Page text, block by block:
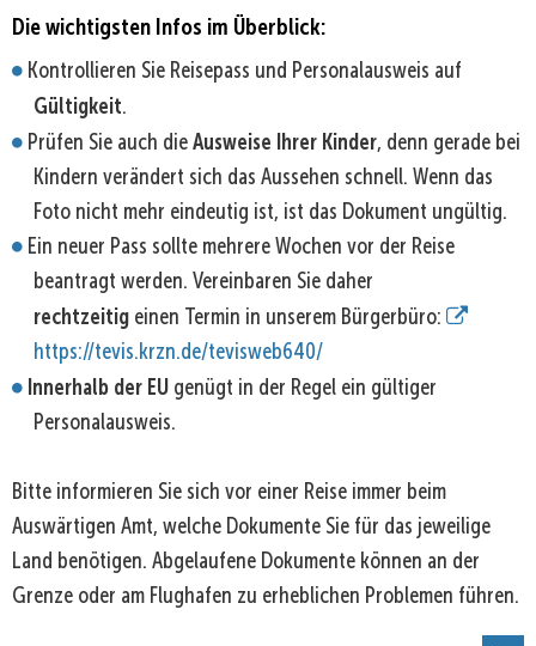
Die wichtigsten Infos im Überblick:
Kontrollieren Sie Reisepass und Personalausweis auf
Gültigkeit.
Prüfen Sie auch die Ausweise Ihrer Kinder, denn gerade bei
Kindern verändert sich das Aussehen schnell. Wenn das
Foto nicht mehr eindeutig ist, ist das Dokument ungültig.
Ein neuer Pass sollte mehrere Wochen vor der Reise
beantragt werden. Vereinbaren Sie daher
rechtzeitig einen Termin in unserem Bürgerbüro:
https://tevis.krzn.de/tevisweb640/
Innerhalb der EUgenügt in der Regel ein gültiger
Personalausweis.
Bitte informieren Sie sich vor einer Reise immer beim
Auswärtigen Amt, welche Dokumente Sie für das jeweilige
Land benötigen. Abgelaufene Dokumente können an der
Grenze oder am Flughafen zu erheblichen Problemen führen.